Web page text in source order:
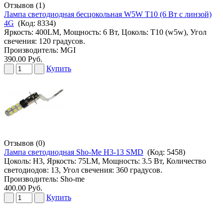
Отзывов (1)
Лампа светодиодная бесцокольная W5W T10 (6 Вт с линзой)
4G (Код: 8334)
Яркость: 400LM, Мощность: 6 Вт, Цоколь: T10 (w5w), Угол
свечения: 120 градусов.
Производитель: MGI
390.00 Руб.
Купить
Отзывов (0)
Лампа светодиодная Sho-Me H3-13 SMD (Код: 5458)
Цоколь: H3, Яркость: 75LM, Мощность: 3.5 Вт, Количество
светодиодов: 13, Угол свечения: 360 градусов.
Производитель: Sho-me
400.00 Руб.
Купить